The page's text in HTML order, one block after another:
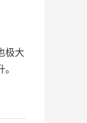
极大